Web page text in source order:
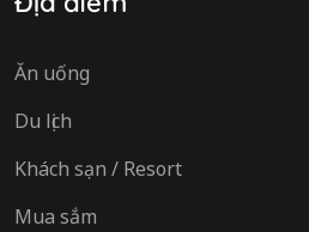
Ăn uống
Du lịch
Khách sạn / Resort
Mua sắm